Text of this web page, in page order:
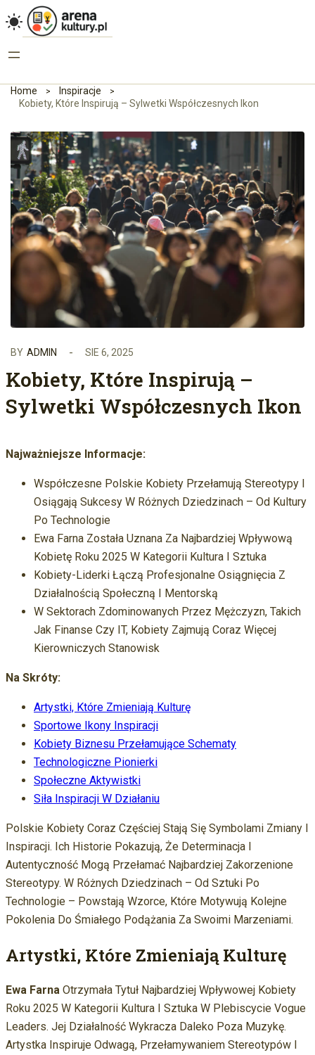
Home
Inspiracje
Kobiety, Które Inspirują – Sylwetki Współczesnych Ikon
BY ADMIN SIE 6, 2025
Kobiety, Które Inspirują –
Sylwetki Współczesnych Ikon
Najważniejsze Informacje:
Współczesne Polskie Kobiety Przełamują Stereotypy I
Osiągają Sukcesy W Różnych Dziedzinach – Od Kultury
Po Technologie
Ewa Farna Została Uznana Za Najbardziej Wpływową
Kobietę Roku 2025 W Kategorii Kultura I Sztuka
Kobiety-Liderki Łączą Profesjonalne Osiągnięcia Z
Działalnością Społeczną I Mentorską
W Sektorach Zdominowanych Przez Mężczyzn, Takich
Jak Finanse Czy IT, Kobiety Zajmują Coraz Więcej
Kierowniczych Stanowisk
Na Skróty:
Artystki, Które Zmieniają Kulturę
Sportowe Ikony Inspiracji
Kobiety Biznesu Przełamujące Schematy
Technologiczne Pionierki
Społeczne Aktywistki
Siła Inspiracji W Działaniu
Polskie Kobiety Coraz Częściej Stają Się Symbolami Zmiany I
Inspiracji. Ich Historie Pokazują, Że Determinacja I
Autentyczność Mogą Przełamać Najbardziej Zakorzenione
Stereotypy. W Różnych Dziedzinach – Od Sztuki Po
Technologie – Powstają Wzorce, Które Motywują Kolejne
Pokolenia Do Śmiałego Podążania Za Swoimi Marzeniami.
Artystki, Które Zmieniają Kulturę
Ewa Farna Otrzymała Tytuł Najbardziej Wpływowej Kobiety
Roku 2025 W Kategorii Kultura I Sztuka W Plebiscycie Vogue
Leaders. Jej Działalność Wykracza Daleko Poza Muzykę.
Artystka Inspiruje Odwagą, Przełamywaniem Stereotypów I